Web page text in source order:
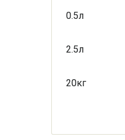
0.5л
2.5л
20кг